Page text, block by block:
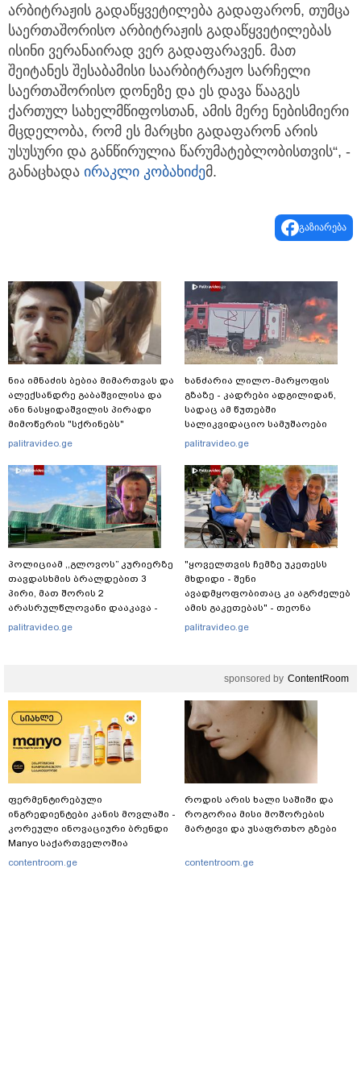
არბიტრაჟის გადაწყვეტილება გადაფარონ, თუმცა
საერთაშორისო არბიტრაჟის გადაწყვეტილებას
ისინი ვერანაირად ვერ გადაფარავენ. მათ
შეიტანეს შესაბამისი საარბიტრაჟო სარჩელი
საერთაშორისო დონეზე და ეს დავა წააგეს
ქართულ სახელმწიფოსთან, ამის მერე ნებისმიერი
მცდელობა, რომ ეს მარცხი გადაფარონ არის
უსუსური და განწირულია წარუმატებლობისთვის“, -
განაცხადა ირაკლი კობახიძემ.
გაზიარება
ნია იმნაძის ბებია მიმართვას და
ალექსანდრე გაბაშვილისა და
ანი ნასყიდაშვილის პირადი
მიმოწერის "სქრინებს"
ავრცელებს
palitravideo.ge
პოლიციამ ,,გლოვოს” კურიერზე
თავდასხმის ბრალდებით 3
პირი, მათ შორის 2
არასრულწლოვანი დააკავა -
შსს ინფორმაციას ავრცელებს
palitravideo.ge
ხანძარია ლილო-მარყოფის
გზაზე - კადრები ადგილიდან,
სადაც ამ წუთებში
სალიკვიდაციო სამუშაოები
მიმდინარეობს
palitravideo.ge
"ყოველთვის ჩემზე უკეთესს
მხდიდი - შენი
ავადმყოფობითაც კი აგრძელებ
ამის გაკეთებას" - თეონა
კონტრიძე მეუღლეს ემოციურ
palitravideo.ge
sponsored by ContentRoom
ფერმენტირებული
ინგრედიენტები კანის მოვლაში -
კორეული ინოვაციური ბრენდი
Manyo საქართველოშია
contentroom.ge
როდის არის ხალი საშიში და
როგორია მისი მოშორების
მარტივი და უსაფრთხო გზები
contentroom.ge